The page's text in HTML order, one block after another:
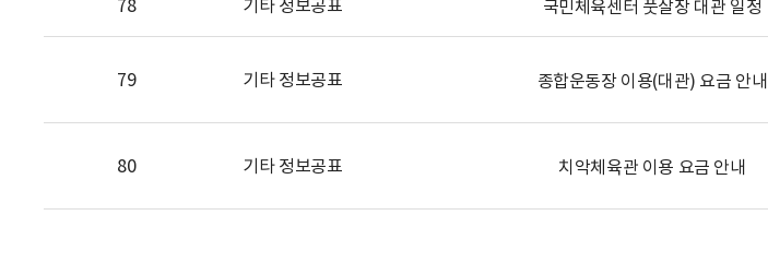
78 기타 정보공표 국민체육센터 풋살장 대관 일정
79 기타 정보공표 종합운동장 이용(대관) 요금 안내
80 기타 정보공표 치악체육관 이용 요금 안내